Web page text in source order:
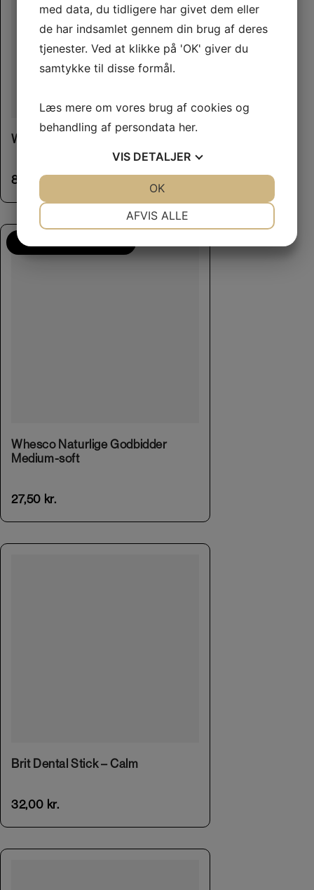
Whimzees Hedgehog L
85,00kr.
Whesco Naturlige Godbidder
Medium-soft
27,50 kr.
Brit Dental Stick – Calm
32,00 kr.
med data, du tidligere har givet dem eller
de har indsamlet gennem din brug af deres
tjenester. Ved at klikke på 'OK' giver du
samtykke til disse formål.
Læs mere om vores brug af cookies og
behandling af persondata her.
VIS DETALJER
AFVIS ALLE
OK